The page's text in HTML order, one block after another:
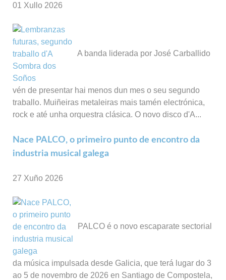
01 Xullo 2026
A banda liderada por José Carballido
vén de presentar hai menos dun mes o seu segundo
traballo. Muiñeiras metaleiras mais tamén electrónica,
rock e até unha orquestra clásica. O novo disco d'A...
Nace PALCO, o primeiro punto de encontro da
industria musical galega
27 Xuño 2026
PALCO é o novo escaparate sectorial
da música impulsada desde Galicia, que terá lugar do 3
ao 5 de novembro de 2026 en Santiago de Compostela,